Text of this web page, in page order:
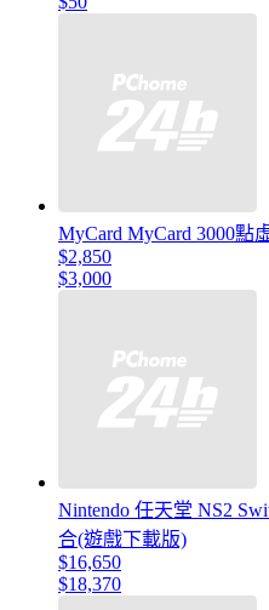
MyCard MyCard 3000點
$2,850
$3,000
Nintendo 任天堂 NS2
合(遊戲下載版)
$16,650
$18,370